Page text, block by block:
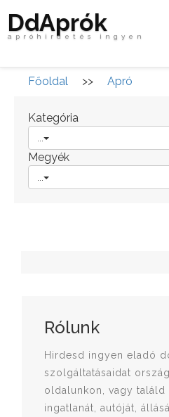
DdAprók
apróhirdetés ingyen
Főoldal >> Apró
Kategória
Megyék
Rólunk
Hirdesd ingyen eladó
szolgáltatásaidat
oldalunkon, vagy találd
ingatlanát, autóját,